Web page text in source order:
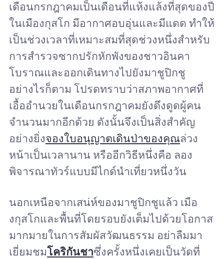
เดือนกรกฎาคมเป็นเดือนที่แห้งแล้งที่สุดของปี
ในเมืองกุสโก มีอากาศอบอุ่นและมีแดด ทำให้
เป็นช่วงเวลาที่เหมาะสมที่สุดช่วงหนึ่งสำหรับ
การสำรวจซากปรักหักพังของชาวอินคา
โบราณและออกเดินทางไปยังมาชูปิกชู
อย่างไรก็ตาม โปรดทราบว่าสภาพอากาศที่
เอื้ออำนวยในเดือนกรกฎาคมยังดึงดูดผู้คน
จำนวนมากอีกด้วย ดังนั้นจึงเป็นสิ่งสำคัญ
อย่างยิ่งจองใบอนุญาตเดินป่าของคุณล่วง
หน้าเป็นเวลานาน หรืออีกวิธีหนึ่งคือ ลอง
พิจารณาทัวร์แบบมีไกด์นำเที่ยวหนึ่งวัน
นอกเหนือจากเสน่ห์ของมาชูปิกชูแล้ว เมือ
งกุสโกและพื้นที่โดยรอบยังเต็มไปด้วยโอกาส
มากมายในการสัมผัสวัฒนธรรม อย่าลืมมา
เยี่ยมชมโคริกันชาซึ่งครั้งหนึ่งเคยเป็นวัดที่